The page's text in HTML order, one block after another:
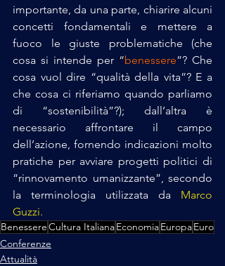
importante, da una parte, chiarire alcuni
concetti fondamentali e mettere a
fuoco le giuste problematiche (che
cosa si intende per “benessere”? Che
cosa vuol dire “qualità della vita”? E a
che cosa ci riferiamo quando parliamo
di “sostenibilità”?); dall’altra è
necessario affrontare il campo
dell’azione, fornendo indicazioni molto
pratiche per avviare progetti politici di
“rinnovamento umanizzante”, secondo
la terminologia utilizzata da Marco
Guzzi.
BenessereCultura ItalianaEconomiaEuropaEuro
Conferenze
Attualità